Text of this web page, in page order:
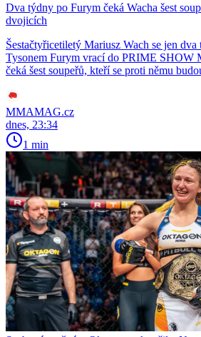
Dva týdny po Furym čeká Wacha šest
dvojicích
Šestačtyřicetiletý Mariusz Wach se jen
Tysonem Furym vrací do PRIME
čeká šest soupeřů, kteří se proti němu
MMAMAG.cz
dnes, 23:34
1 min